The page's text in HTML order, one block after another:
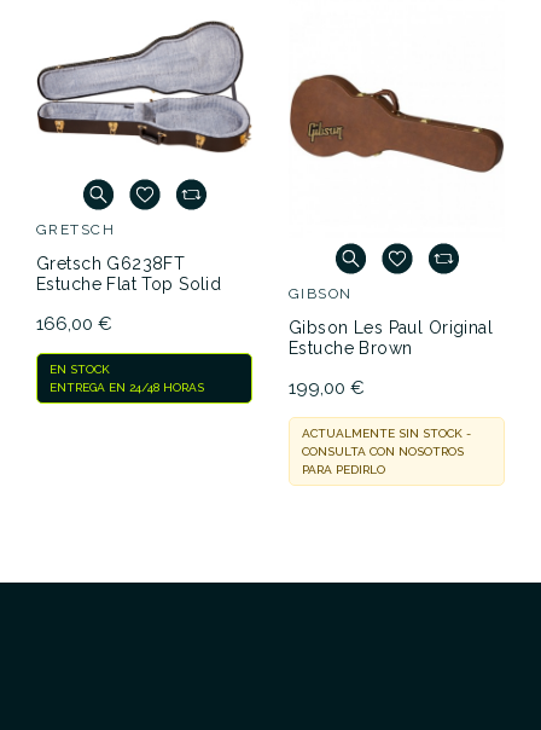
GRETSCH
Gretsch G6238FT
Estuche Flat Top Solid
166,00 €
EN STOCK
ENTREGA EN 24/48 HORAS
GIBSON
Gibson Les Paul Original
Estuche Brown
199,00 €
ACTUALMENTE SIN STOCK -
CONSULTA CON NOSOTROS
PARA PEDIRLO